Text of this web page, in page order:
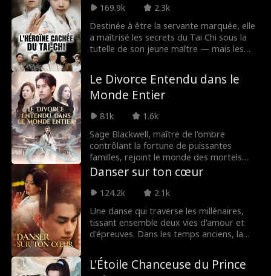
pour toujours que le regret glacé comme
la ramener ?
169.9k
2.3k
Destinée à être la servante marquée, elle
a maîtrisé les secrets du Tai Chi sous la
tutelle de son jeune maître — mais les
silence, marquant son visage et ses
compétences comme interdits. Quand les
lames menacent sa vie, ses poings
l'arène.
Le Divorce Entendu dans le
Monde Entier
81k
1.6k
Sage Blackwell, maître de l'ombre
contrôlant la fortune de puissantes
familles, rejoint le monde des mortels
pour exaucer le dernier vœu de son
protège la famille Neill de la ruine
mépris et humiliations. Son engagement
terminé, il s'éclipse en silence. Sans lui, la
chance des Neill s'effondre du jour au
découvre la vérité et le supplie de revenir.
Danser sur ton cœur
124.2k
2.1k
Une danse qui traverse les millénaires,
tissant ensemble deux vies d'amour et
d'épreuves. Dans les temps anciens, la
amant sans cœur. Renaissant à l'ère
moderne en tant que jeune fille fragile
L'Étoile Chanceuse du Prince